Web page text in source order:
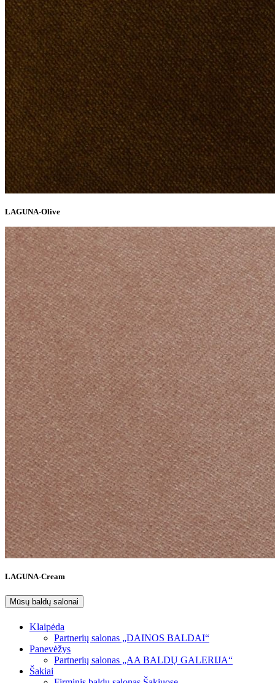
LAGUNA-Olive
LAGUNA-Cream
Mūsų baldų salonai
Klaipėda
Partnerių salonas „DAINOS BALDAI“
Panevėžys
Partnerių salonas „AA BALDŲ GALERIJA“
Šakiai